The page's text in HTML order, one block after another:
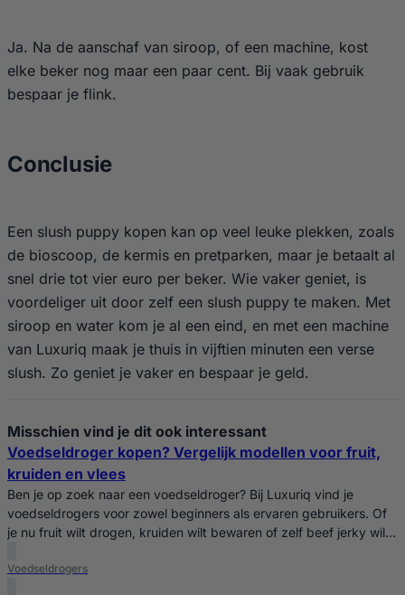
Ja. Na de aanschaf van siroop, of een machine, kost
elke beker nog maar een paar cent. Bij vaak gebruik
bespaar je flink.
Conclusie
Een slush puppy kopen kan op veel leuke plekken, zoals
de bioscoop, de kermis en pretparken, maar je betaalt al
snel drie tot vier euro per beker. Wie vaker geniet, is
voordeliger uit door zelf een slush puppy te maken. Met
siroop en water kom je al een eind, en met een machine
van Luxuriq maak je thuis in vijftien minuten een verse
slush. Zo geniet je vaker en bespaar je geld.
Misschien vind je dit ook interessant
Voedseldroger kopen? Vergelijk modellen voor fruit,
kruiden en vlees
Ben je op zoek naar een voedseldroger? Bij Luxuriq vind je
voedseldrogers voor zowel beginners als ervaren gebruikers. Of
je nu fruit wilt drogen, kruiden wilt bewaren of zelf beef jerky wilt
eenvoudig verschillende voedseldrogers op capaciteit,
Voedseldrogers